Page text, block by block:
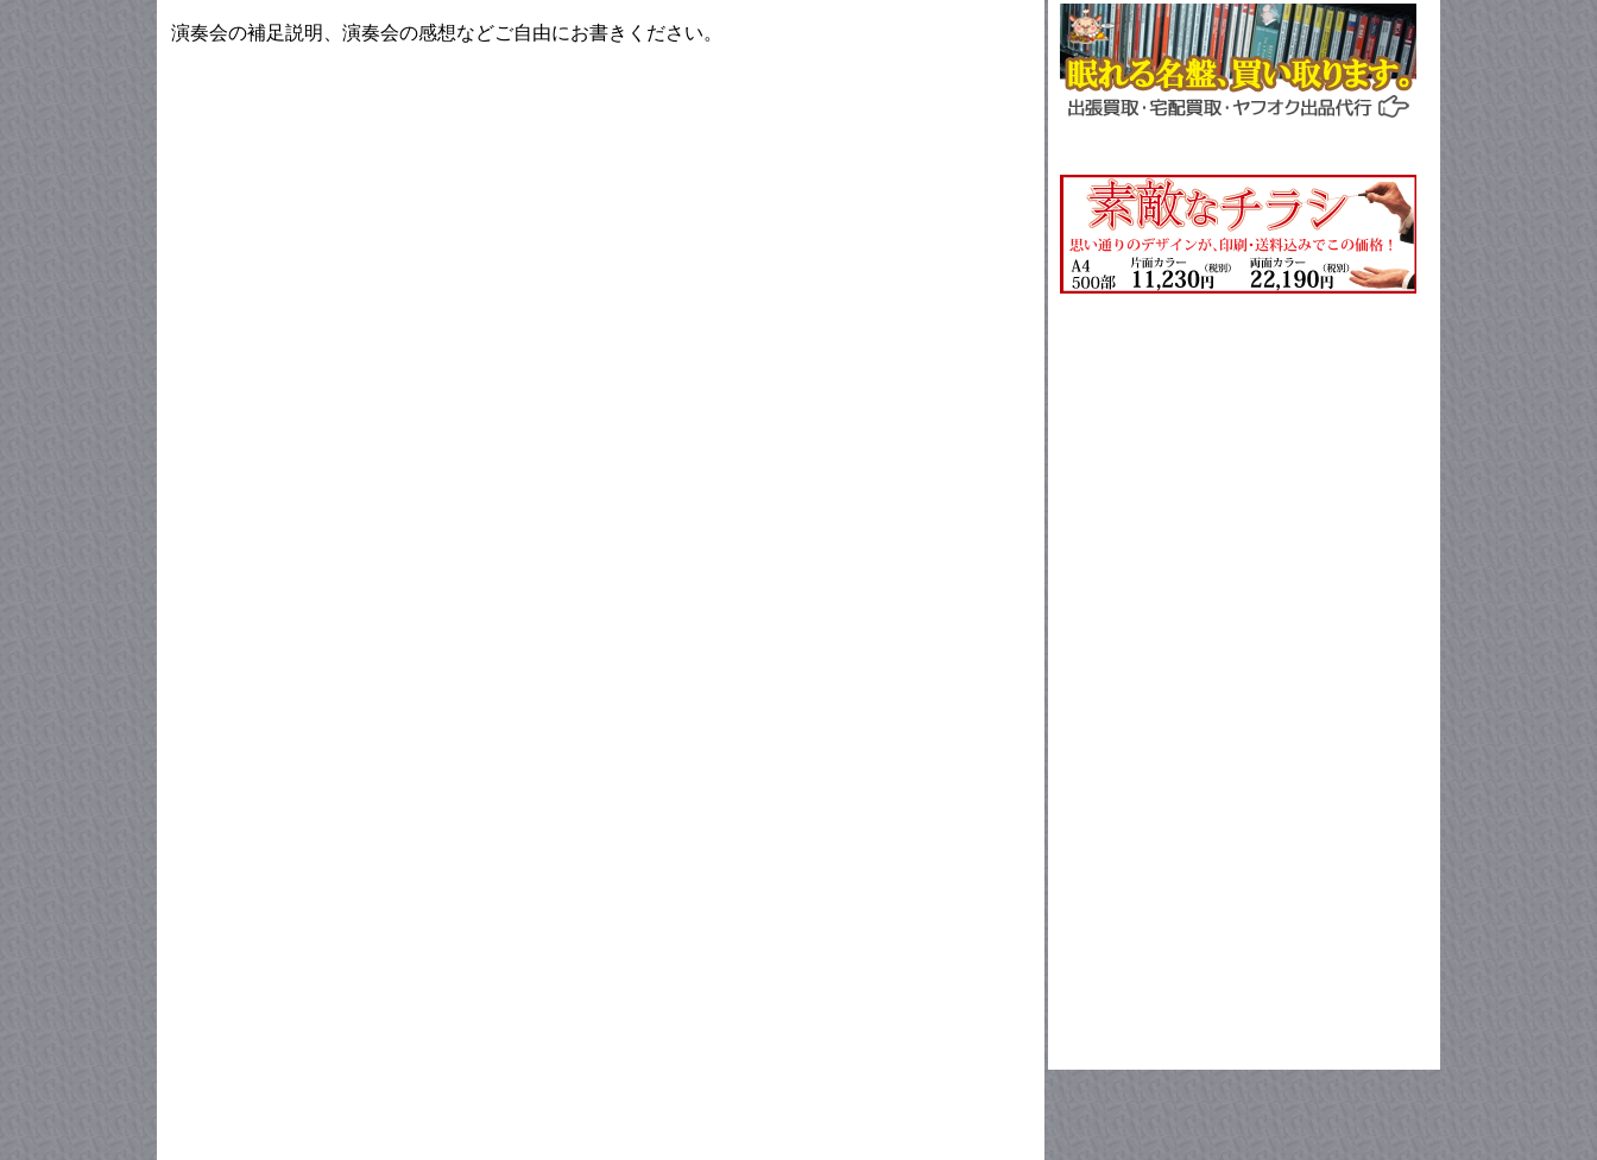
演奏会の補足説明、演奏会の感想などご自由にお書きください。